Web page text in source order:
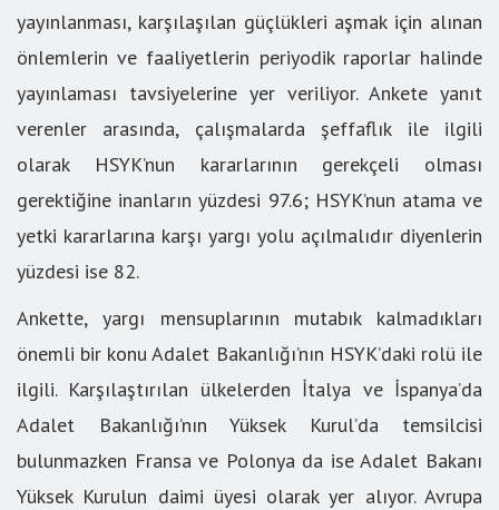
yayınlanması, karşılaşılan güçlükleri aşmak için alınan
önlemlerin ve faaliyetlerin periyodik raporlar halinde
yayınlaması tavsiyelerine yer veriliyor. Ankete yanıt
verenler arasında, çalışmalarda şeffaflık ile ilgili
olarak HSYK’nun kararlarının gerekçeli olması
gerektiğine inanların yüzdesi 97.6; HSYK’nun atama ve
yetki kararlarına karşı yargı yolu açılmalıdır diyenlerin
yüzdesi ise 82.
Ankette, yargı mensuplarının mutabık kalmadıkları
önemli bir konu Adalet Bakanlığı’nın HSYK’daki rolü ile
ilgili. Karşılaştırılan ülkelerden İtalya ve İspanya’da
Adalet Bakanlığı’nın Yüksek Kurul’da temsilcisi
bulunmazken Fransa ve Polonya da ise Adalet Bakanı
Yüksek Kurulun daimi üyesi olarak yer alıyor. Avrupa